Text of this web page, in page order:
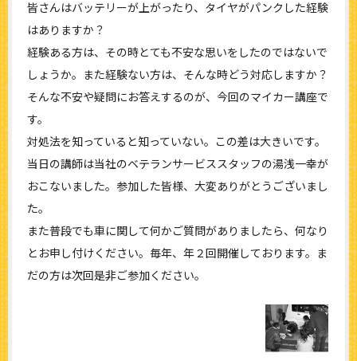
皆さんはバッテリーが上がったり、タイヤがパンクした経験
はありますか？
経験ある方は、その時とても不安な思いをしたのではないで
しょうか。また経験ない方は、そんな時どう対応しますか？
そんな不安や疑問にお答えするのが、今回のマイカー講座で
す。
対処法を知っていると知っていない。この差は大きいです。
当日の講師は当社のベテランサービススタッフの湯浅一幸が
おこないました。参加した皆様、大変ありがとうございまし
た。
また普段でも車に関して何かご質問がありましたら、何なり
とお申し付けください。毎年、年２回開催しております。ま
だの方は次回是非ご参加ください。